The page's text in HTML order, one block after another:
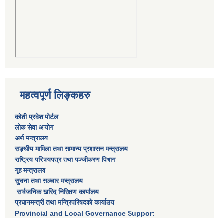
महत्वपूर्ण लिङ्कहरु
कोशी प्रदेश पोर्टल
लाेक सेवा आयाेग
अर्थ मन्त्रालय
सङ्घीय मामिला तथा सामान्य प्रशासन मन्त्रालय
राष्‍ट्रिय परिचयपत्र तथा पञ्‍जीकरण विभाग
गृह मन्त्रालय
सुचना तथा सञ्चार मन्त्रालय
सार्वजनिक खरिद निरिक्षण कार्यालय
प्रधानमन्त्री तथा मन्त्रिपरिषदकाे कार्यालय
Provincial and Local Governance Support